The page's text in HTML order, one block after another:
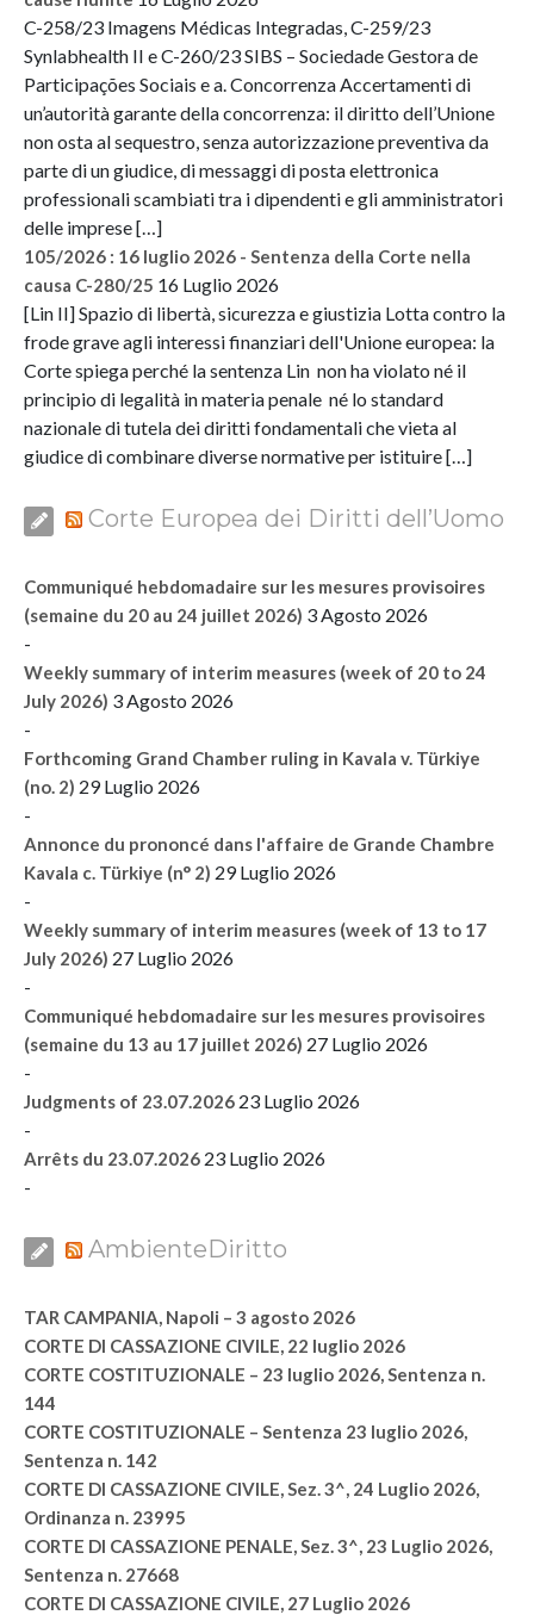
C-258/23 Imagens Médicas Integradas, C-259/23
Synlabhealth II e C-260/23 SIBS – Sociedade Gestora de
Participações Sociais e a. Concorrenza Accertamenti di
un’autorità garante della concorrenza: il diritto dell’Unione
non osta al sequestro, senza autorizzazione preventiva da
parte di un giudice, di messaggi di posta elettronica
professionali scambiati tra i dipendenti e gli amministratori
delle imprese […]
105/2026 : 16 luglio 2026 - Sentenza della Corte nella
causa C-280/25 16 Luglio 2026
[Lin II] Spazio di libertà, sicurezza e giustizia Lotta contro la
frode grave agli interessi finanziari dell'Unione europea: la
Corte spiega perché la sentenza Lin non ha violato né il
principio di legalità in materia penale né lo standard
nazionale di tutela dei diritti fondamentali che vieta al
giudice di combinare diverse normative per istituire […]
Corte Europea dei Diritti dell’Uomo
Communiqué hebdomadaire sur les mesures provisoires
(semaine du 20 au 24 juillet 2026) 3 Agosto 2026
-
Weekly summary of interim measures (week of 20 to 24
July 2026) 3 Agosto 2026
-
Forthcoming Grand Chamber ruling in Kavala v. Türkiye
(no. 2) 29 Luglio 2026
-
Annonce du prononcé dans l'affaire de Grande Chambre
Kavala c. Türkiye (n° 2) 29 Luglio 2026
-
Weekly summary of interim measures (week of 13 to 17
July 2026) 27 Luglio 2026
-
Communiqué hebdomadaire sur les mesures provisoires
(semaine du 13 au 17 juillet 2026) 27 Luglio 2026
-
Judgments of 23.07.2026 23 Luglio 2026
-
Arrêts du 23.07.2026 23 Luglio 2026
-
AmbienteDiritto
TAR CAMPANIA, Napoli – 3 agosto 2026
CORTE DI CASSAZIONE CIVILE, 22 luglio 2026
CORTE COSTITUZIONALE – 23 luglio 2026, Sentenza n.
144
CORTE COSTITUZIONALE – Sentenza 23 luglio 2026,
Sentenza n. 142
CORTE DI CASSAZIONE CIVILE, Sez. 3^, 24 Luglio 2026,
Ordinanza n. 23995
CORTE DI CASSAZIONE PENALE, Sez. 3^, 23 Luglio 2026,
Sentenza n. 27668
CORTE DI CASSAZIONE CIVILE, 27 Luglio 2026